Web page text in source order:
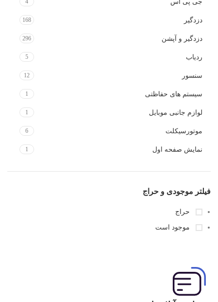
جی پی اس 4
دزدگیر 168
دزدگیر و آپشن 296
ردیاب 5
سنسور 12
سیستم های حفاظتی 1
لوازم جانبی موبایل 1
موتورسیکلت 6
نمایش صفحه اول 1
فیلتر موجودی و حراج
حراج
موجود است